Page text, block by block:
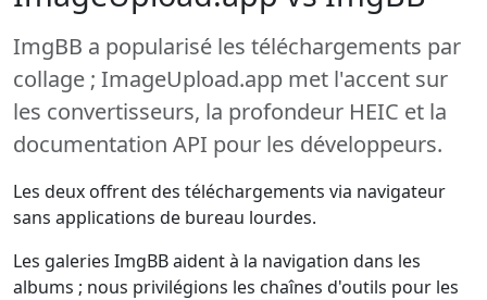
ImgBB a popularisé les téléchargements par
collage ; ImageUpload.app met l'accent sur
les convertisseurs, la profondeur HEIC et la
documentation API pour les développeurs.
Les deux offrent des téléchargements via navigateur
sans applications de bureau lourdes.
Les galeries ImgBB aident à la navigation dans les
albums ; nous privilégions les chaînes d'outils pour les